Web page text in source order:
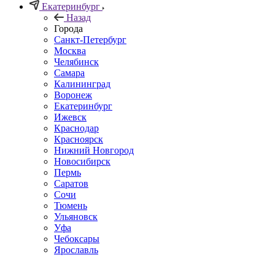
Екатеринбург
Назад
Города
Санкт-Петербург
Москва
Челябинск
Самара
Калининград
Воронеж
Екатеринбург
Ижевск
Краснодар
Красноярск
Нижний Новгород
Новосибирск
Пермь
Саратов
Сочи
Тюмень
Ульяновск
Уфа
Чебоксары
Ярославль